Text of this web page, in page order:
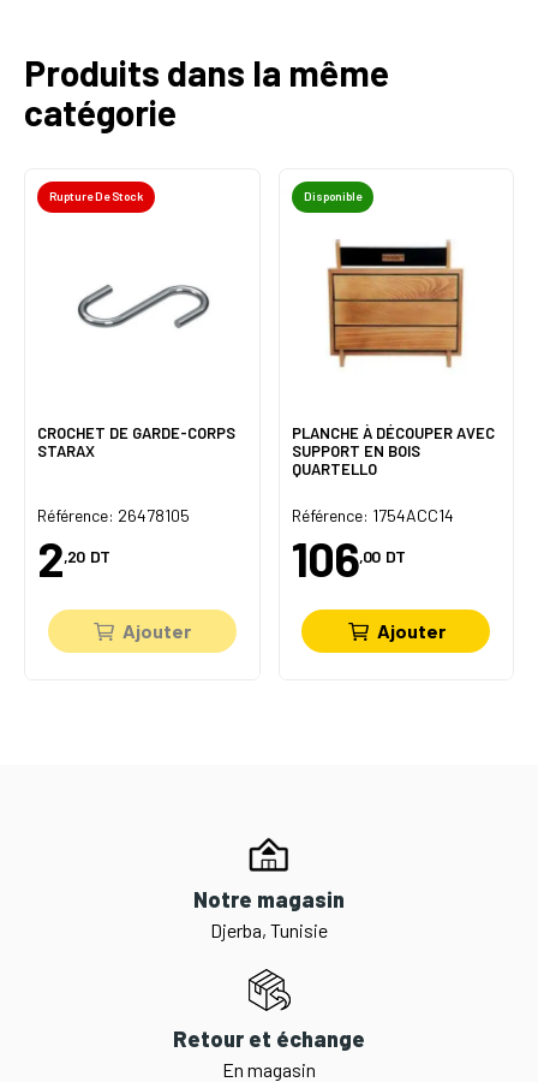
Produits dans la même
catégorie
Rupture De Stock
CROCHET DE GARDE-CORPS
STARAX
Référence: 26478105
2,20 DT
Ajouter
Disponible
PLANCHE À DÉCOUPER AVEC
SUPPORT EN BOIS
QUARTELLO
Référence: 1754ACC14
106,00 DT
Ajouter
Notre magasin
Djerba, Tunisie
Retour et échange
En magasin